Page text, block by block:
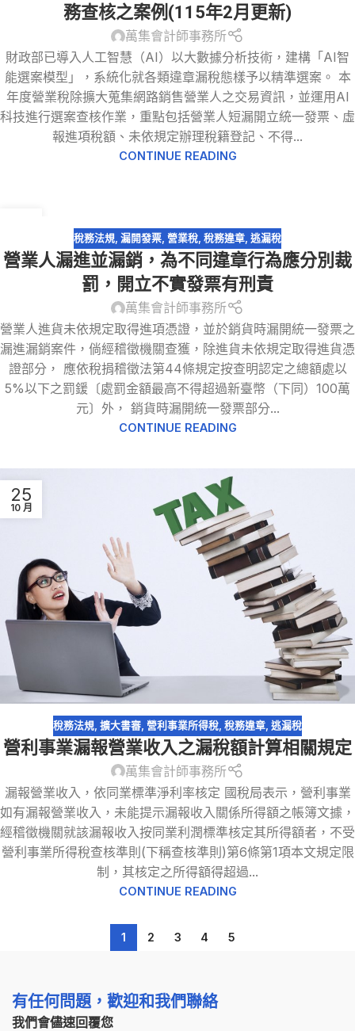
務查核之案例(115年2月更新)
萬集會計師事務所
財政部已導入人工智慧（AI）以大數據分析技術，建構「AI智
能選案模型」，系統化就各類違章漏稅態樣予以精準選案。 本
年度營業稅除擴大蒐集網路銷售營業人之交易資訊，並運用AI
科技進行選案查核作業，重點包括營業人短漏開立統一發票、虛
報進項稅額、未依規定辦理稅籍登記、不得...
CONTINUE READING
稅務法規, 漏開發票, 營業稅, 稅務違章, 逃漏稅
營業人漏進並漏銷，為不同違章行為應分別裁
罰，開立不實發票有刑責
萬集會計師事務所
營業人進貨未依規定取得進項憑證，並於銷貨時漏開統一發票之
漏進漏銷案件，倘經稽徵機關查獲，除進貨未依規定取得進貨憑
證部分， 應依稅捐稽徵法第44條規定按查明認定之總額處以
5%以下之罰鍰〔處罰金額最高不得超過新臺幣（下同）100萬
元〕外， 銷貨時漏開統一發票部分...
CONTINUE READING
25
10 月
稅務法規 擴大書審 營利事業所得稅 稅務違章 逃漏稅
營利事業漏報營業收入之漏稅額計算相關規定
萬集會計師事務所
漏報營業收入，依同業標準淨利率核定 國稅局表示，營利事業
如有漏報營業收入，未能提示漏報收入關係所得額之帳簿文據，
經稽徵機關就該漏報收入按同業利潤標準核定其所得額者，不受
營利事業所得稅查核準則(下稱查核準則)第6條第1項本文規定限
制，其核定之所得額得超過...
CONTINUE READING
1 2 3 4 5
有任何問題，歡迎和我們聯絡
我們會儘速回覆您